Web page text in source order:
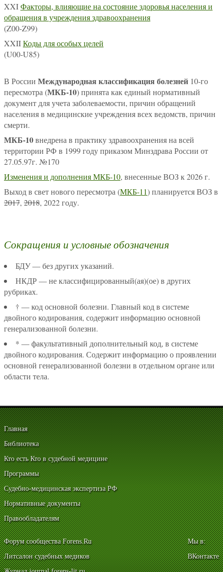
XXIФакторы, влияющие на состояние здоровья населения и
обращения в учреждения здравоохранения
(Z00-Z99)
XXIIКоды для особых целей
(U00-U85)
В России Международная классификация болезней 10-го
пересмотра (МКБ-10) принята как единый нормативный
документ для учета заболеваемости, причин обращений
населения в медицинские учреждения всех ведомств, причин
смерти.
МКБ-10внедрена в практику здравоохранения на всей
территории РФ в 1999 году приказом Минздрава России от
27.05.97г. №170
Изменения и дополнения МКБ-10, внесенные ВОЗ к 2026 г.
Выход в свет нового пересмотра (МКБ-11) планируется ВОЗ в
2017, 2018, 2022 году.
Сокращения и условные обозначения
БДУ — без других указаний.
НКДР — не классифицированный(ая)(ое) в других
рубриках.
† — код основной болезни. Главный код в системе
двойного кодирования, содержит информацию основной
генерализованной болезни.
* — факультативный дополнительный код, в системе
двойного кодирования. Содержит информацию о проявлении
основной генерализованной болезни в отдельном органе или
области тела.
Главная
Библиотека
Кто есть Кто в судебной медицине
Программы
Судебно-медицинская экспертиза РФ
Нормативные документы
Правообладателям
Форум сообщества Forens.Ru
Литсалон судебных медиков
Мы в:
ВКонтакте